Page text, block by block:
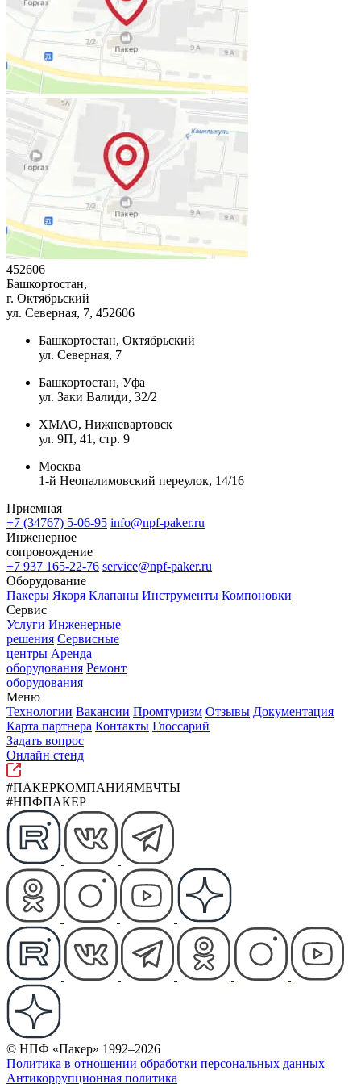
452606
Башкортостан,
г. Октябрьский
ул. Северная, 7, 452606
Башкортостан, Октябрьский
ул. Северная, 7
Башкортостан, Уфа
ул. Заки Валиди, 32/2
ХМАО, Нижневартовск
ул. 9П, 41, стр. 9
Москва
1-й Неопалимовский переулок, 14/16
Приемная
+7 (34767) 5-06-95 info@npf-paker.ru
Инженерное
сопровождение
+7 937 165-22-76 service@npf-paker.ru
Оборудование
Пакеры Якоря Клапаны Инструменты Компоновки
Сервис
Услуги Инженерные
решения Сервисные
центры Аренда
оборудования Ремонт
оборудования
Меню
Технологии Вакансии Промтуризм Отзывы Документация
Карта партнера Контакты Глоссарий
Задать вопрос
Онлайн стенд
#ПАКЕРКОМПАНИЯМЕЧТЫ
#НПФПАКЕР
© НПФ «Пакер» 1992–2026
Политика в отношении обработки персональных данных
Антикоррупционная политика